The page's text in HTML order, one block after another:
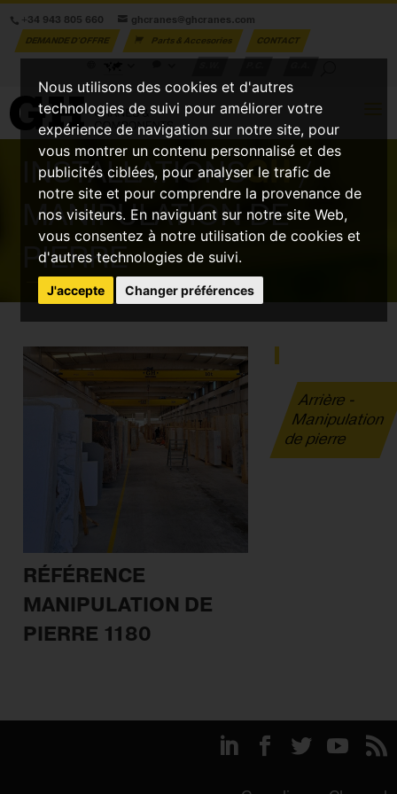
Nous utilisons des cookies et d'autres
technologies de suivi pour améliorer votre
expérience de navigation sur notre site, pour
vous montrer un contenu personnalisé et des
publicités ciblées, pour analyser le trafic de
notre site et pour comprendre la provenance de
nos visiteurs. En naviguant sur notre site Web,
vous consentez à notre utilisation de cookies et
d'autres technologies de suivi.
J'accepte Changer préférences
+34 943 805 660 ghcranes@ghcranes.com
DEMANDE D'OFFRE Parts & Accesories
CONTACT
INSTALLATIONSGH/
MANIPULATION DE
PIERRE
RÉFÉRENCE
MANIPULATION DE
PIERRE 1180
Arrière -
Manipulation
de pierre